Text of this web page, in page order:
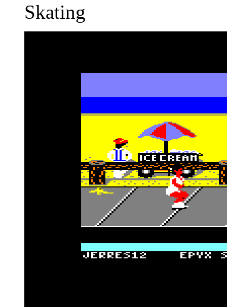
Skating